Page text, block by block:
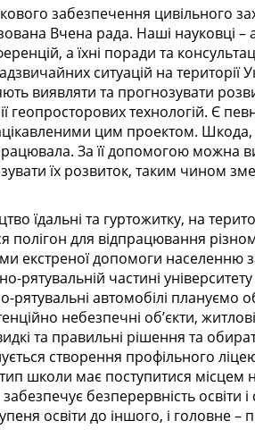
забезпечення цивільного
Вчена рада. Наші науковці –
а їхні поради та
ситуацій на території
виявляти та прогнозувати
технологій. Є
цим проектом.
За її допомогою можна
їх розвиток, таким чином
їдальні та гуртожитку, на
для відпрацювання
екстреної допомоги населенню
частині університету
автомобілі плануємо
небезпечні об’єкти,
та правильні рішення та
створення профільного
школи має поступитися місцем
безперервність освіти
освіти до іншого, і головне –